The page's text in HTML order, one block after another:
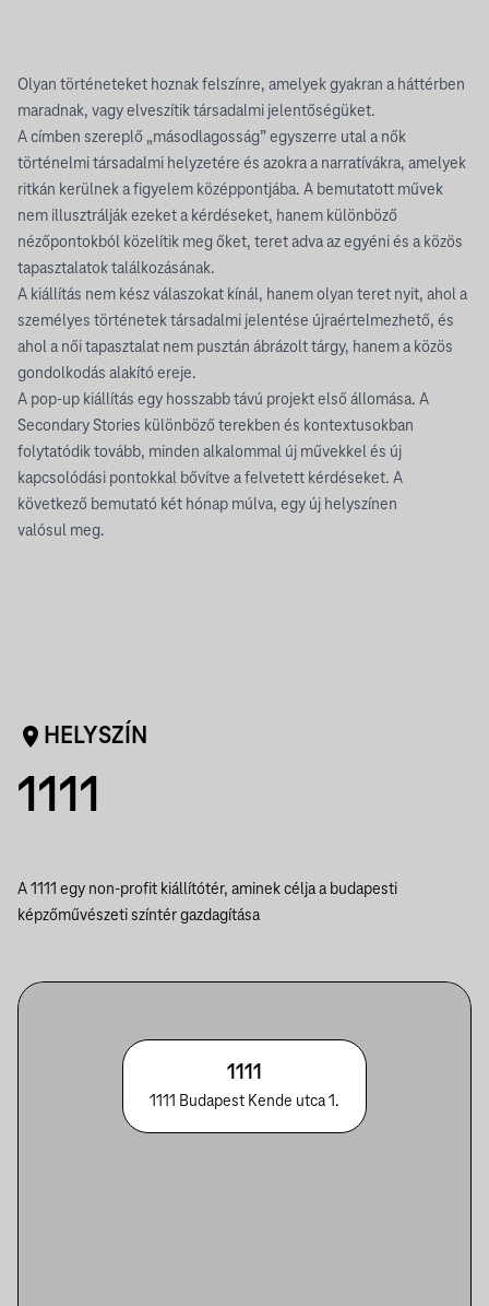
Olyan történeteket hoznak felszínre, amelyek gyakran a háttérben
maradnak, vagy elveszítik társadalmi jelentőségüket.
A címben szereplő „másodlagosság” egyszerre utal a nők
történelmi társadalmi helyzetére és azokra a narratívákra, amelyek
ritkán kerülnek a figyelem középpontjába. A bemutatott művek
nem illusztrálják ezeket a kérdéseket, hanem különböző
nézőpontokból közelítik meg őket, teret adva az egyéni és a közös
tapasztalatok találkozásának.
A kiállítás nem kész válaszokat kínál, hanem olyan teret nyit, ahol a
személyes történetek társadalmi jelentése újraértelmezhető, és
ahol a női tapasztalat nem pusztán ábrázolt tárgy, hanem a közös
gondolkodás alakító ereje.
A pop-up kiállítás egy hosszabb távú projekt első állomása. A
Secondary Stories különböző terekben és kontextusokban
folytatódik tovább, minden alkalommal új művekkel és új
kapcsolódási pontokkal bővítve a felvetett kérdéseket. A
következő bemutató két hónap múlva, egy új helyszínen
valósul meg.
HELYSZÍN
1111
A 1111 egy non-profit kiállítótér, aminek célja a budapesti
képzőművészeti színtér gazdagítása
1111
1111 Budapest Kende utca 1.